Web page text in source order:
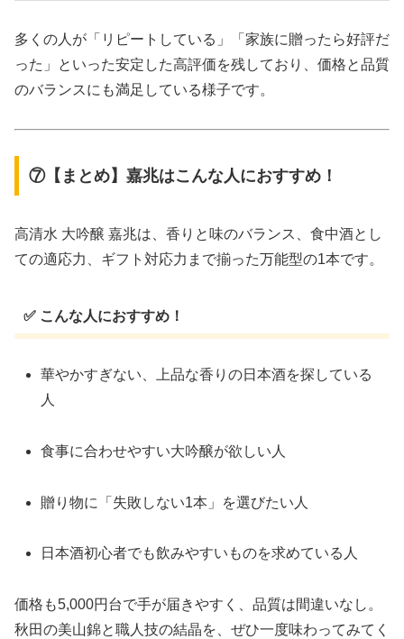
多くの人が「リピートしている」「家族に贈ったら好評だ
った」といった安定した高評価を残しており、価格と品質
のバランスにも満足している様子です。
⑦【まとめ】嘉兆はこんな人におすすめ！
高清水 大吟醸 嘉兆は、香りと味のバランス、食中酒とし
ての適応力、ギフト対応力まで揃った万能型の1本です。
✅ こんな人におすすめ！
華やかすぎない、上品な香りの日本酒を探している
人
食事に合わせやすい大吟醸が欲しい人
贈り物に「失敗しない1本」を選びたい人
日本酒初心者でも飲みやすいものを求めている人
価格も5,000円台で手が届きやすく、品質は間違いなし。
秋田の美山錦と職人技の結晶を、ぜひ一度味わってみてく